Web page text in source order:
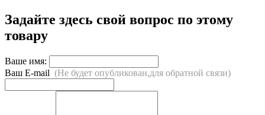
Задайте здесь свой вопрос по этому
товару
Ваше имя:
Ваш E-mail (Не будет опубликован,для обратной связи)